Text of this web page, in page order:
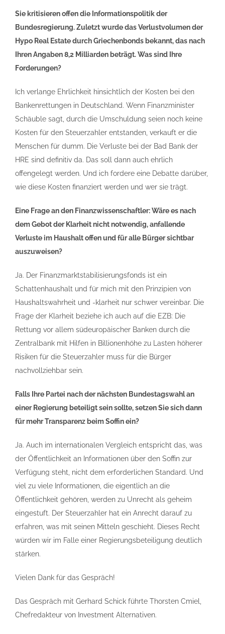
Sie kritisieren offen die Informationspolitik der
Bundesregierung. Zuletzt wurde das Verlustvolumen der
Hypo Real Estate durch Griechenbonds bekannt, das nach
Ihren Angaben 8,2 Milliarden beträgt. Was sind Ihre
Forderungen?
Ich verlange Ehrlichkeit hinsichtlich der Kosten bei den
Bankenrettungen in Deutschland. Wenn Finanzminister
Schäuble sagt, durch die Umschuldung seien noch keine
Kosten für den Steuerzahler entstanden, verkauft er die
Menschen für dumm. Die Verluste bei der Bad Bank der
HRE sind definitiv da. Das soll dann auch ehrlich
offengelegt werden. Und ich fordere eine Debatte darüber,
wie diese Kosten finanziert werden und wer sie trägt.
Eine Frage an den Finanzwissenschaftler: Wäre es nach
dem Gebot der Klarheit nicht notwendig, anfallende
Verluste im Haushalt offen und für alle Bürger sichtbar
auszuweisen?
Ja. Der Finanzmarktstabilisierungsfonds ist ein
Schattenhaushalt und für mich mit den Prinzipien von
Haushaltswahrheit und -klarheit nur schwer vereinbar. Die
Frage der Klarheit beziehe ich auch auf die EZB: Die
Rettung vor allem südeuropäischer Banken durch die
Zentralbank mit Hilfen in Billionenhöhe zu Lasten höherer
Risiken für die Steuerzahler muss für die Bürger
nachvollziehbar sein.
Falls Ihre Partei nach der nächsten Bundestagswahl an
einer Regierung beteiligt sein sollte, setzen Sie sich dann
für mehr Transparenz beim Soffin ein?
Ja. Auch im internationalen Vergleich entspricht das, was
der Öffentlichkeit an Informationen über den Soffin zur
Verfügung steht, nicht dem erforderlichen Standard. Und
viel zu viele Informationen, die eigentlich an die
Öffentlichkeit gehören, werden zu Unrecht als geheim
eingestuft. Der Steuerzahler hat ein Anrecht darauf zu
erfahren, was mit seinen Mitteln geschieht. Dieses Recht
würden wir im Falle einer Regierungsbeteiligung deutlich
stärken.
Vielen Dank für das Gespräch!
Das Gespräch mit Gerhard Schick führte Thorsten Cmiel,
Chefredakteur von Investment Alternativen.